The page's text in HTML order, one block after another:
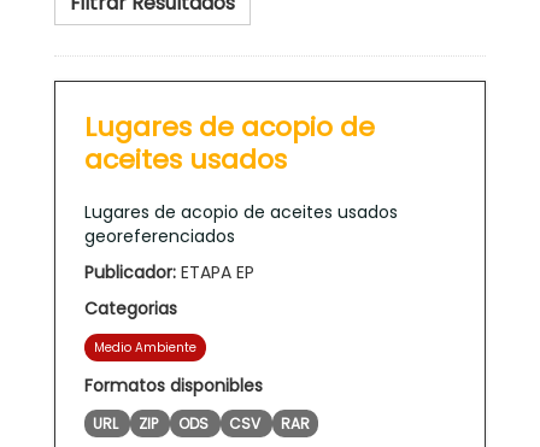
Lugares de acopio de
aceites usados
Lugares de acopio de aceites usados
georeferenciados
Publicador: ETAPA EP
Categorias
Medio Ambiente
Formatos disponibles
URL ZIP ODS CSV RAR